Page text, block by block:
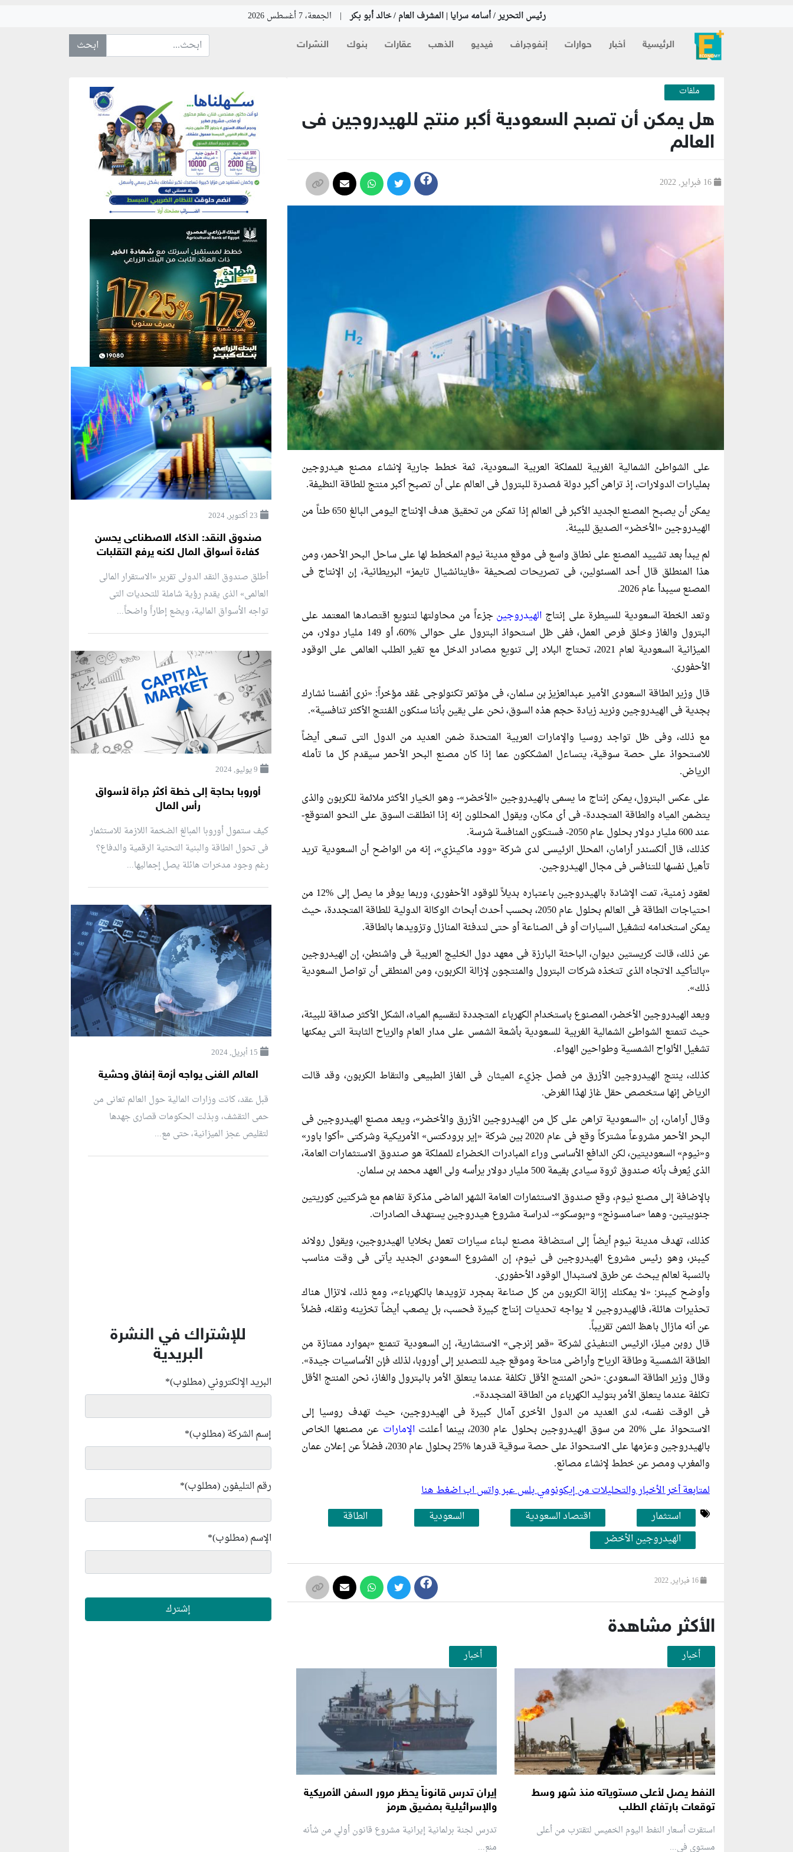
رئيس التحرير / أسامه سرايا | المشرف العام / خالد أبو بكر | الجمعة، 7 أغسطس 2026
الرئيسية أخبار حوارات إنفوجراف فيديو الذهب عقارات بنوك النشرات ابحث عن... :
ملفات
هل يمكن أن تصبح السعودية أكبر منتج للهيدروجين فى
العالم
على الشواطئ الشمالية الغربية للمملكة العربية السعودية، ثمة خطط جارية لإنشاء مصنع هيدروجين
بمليارات الدولارات، إذ تراهن أكبر دولة مُصدرة للبترول فى العالم على أن تصبح أكبر منتج للطاقة النظيفة.
يمكن أن يصبح المصنع الجديد الأكبر فى العالم إذا تمكن من تحقيق هدف الإنتاج اليومى البالغ 650 طناً من
الهيدروجين «الأخضر» الصديق للبيئة.
لم يبدأ بعد تشييد المصنع على نطاق واسع فى موقع مدينة نيوم المخطط لها على ساحل البحر الأحمر، ومن
هذا المنطلق قال أحد المسئولين، فى تصريحات لصحيفة «فاينانشيال تايمز» البريطانية، إن الإنتاج فى
المصنع سيبدأ عام 2026.
وتعد الخطة السعودية للسيطرة على إنتاج الهيدروجين جزءاً من محاولتها لتنويع اقتصادها المعتمد على
البترول والغاز وخلق فرص العمل، ففى ظل استحواذ البترول على حوالى %60، أو 149 مليار دولار، من
الميزانية السعودية لعام 2021، تحتاج البلاد إلى تنويع مصادر الدخل مع تغير الطلب العالمى على الوقود
الأحفورى.
قال وزير الطاقة السعودى الأمير عبدالعزيز بن سلمان، فى مؤتمر تكنولوجى عُقد مؤخراً: «نرى أنفسنا نشارك
بجدية فى الهيدروجين ونريد زيادة حجم هذه السوق، نحن على يقين بأننا سنكون المُنتج الأكثر تنافسية».
مع ذلك، وفى ظل تواجد روسيا والإمارات العربية المتحدة ضمن العديد من الدول التى تسعى أيضاً
للاستحواذ على حصة سوقية، يتساءل المشككون عما إذا كان مصنع البحر الأحمر سيقدم كل ما تأمله
الرياض.
على عكس البترول، يمكن إنتاج ما يسمى بالهيدروجين «الأخضر»- وهو الخيار الأكثر ملائمة للكربون والذى
يتضمن المياه والطاقة المتجددة- فى أى مكان، ويقول المحللون إنه إذا انطلقت السوق على النحو المتوقع-
عند 600 مليار دولار بحلول عام 2050- فستكون المنافسة شرسة.
كذلك، قال ألكسندر أرامان، المحلل الرئيسى لدى شركة «وود ماكينزي»، إنه من الواضح أن السعودية تريد
تأهيل نفسها للتنافس فى مجال الهيدروجين.
لعقود زمنية، تمت الإشادة بالهيدروجين باعتباره بديلاً للوقود الأحفورى، وربما يوفر ما يصل إلى %12 من
احتياجات الطاقة فى العالم بحلول عام 2050، بحسب أحدث أبحاث الوكالة الدولية للطاقة المتجددة، حيث
يمكن استخدامه لتشغيل السيارات أو فى الصناعة أو حتى لتدفئة المنازل وتزويدها بالطاقة.
عن ذلك، قالت كريستين ديوان، الباحثة البارزة فى معهد دول الخليج العربية فى واشنطن، إن الهيدروجين
«بالتأكيد الاتجاه الذى تتخذه شركات البترول والمنتجون لإزالة الكربون، ومن المنطقى أن تواصل السعودية
ذلك».
ويعد الهيدروجين الأخضر، المصنوع باستخدام الكهرباء المتجددة لتقسيم المياه، الشكل الأكثر صداقة للبيئة،
حيث تتمتع الشواطئ الشمالية الغربية للسعودية بأشعة الشمس على مدار العام والرياح الثابتة التى يمكنها
تشغيل الألواح الشمسية وطواحين الهواء.
كذلك، ينتج الهيدروجين الأزرق من فصل جزيء الميثان فى الغاز الطبيعى والتقاط الكربون، وقد قالت
الرياض إنها ستخصص حقل غاز لهذا الغرض.
وقال أرامان، إن «السعودية تراهن على كل من الهيدروجين الأزرق والأخضر»، ويعد مصنع الهيدروجين فى
البحر الأحمر مشروعاً مشتركاً وقع فى عام 2020 بين شركة «إير برودكتس» الأمريكية وشركتى «أكوا باور»
و«نيوم» السعوديتين، لكن الدافع الأساسى وراء المبادرات الخضراء للمملكة هو صندوق الاستثمارات العامة،
الذى يُعرف بأنه صندوق ثروة سيادى بقيمة 500 مليار دولار يرأسه ولى العهد محمد بن سلمان.
بالإضافة إلى مصنع نيوم، وقع صندوق الاستثمارات العامة الشهر الماضى مذكرة تفاهم مع شركتين كوريتين
جنوبيتين- وهما «سامسونج» و«بوسكو»- لدراسة مشروع هيدروجين يستهدف الصادرات.
كذلك، تهدف مدينة نيوم أيضاً إلى استضافة مصنع لبناء سيارات تعمل بخلايا الهيدروجين، ويقول رولاند
كيبنر، وهو رئيس مشروع الهيدروجين فى نيوم، إن المشروع السعودى الجديد يأتى فى وقت مناسب
بالنسبة لعالم يبحث عن طرق لاستبدال الوقود الأحفورى.
وأوضح كيبنر: «لا يمكنك إزالة الكربون من كل صناعة بمجرد تزويدها بالكهرباء»، ومع ذلك، لاتزال هناك
تحذيرات هائلة، فالهيدروجين لا يواجه تحديات إنتاج كبيرة فحسب، بل يصعب أيضاً تخزينه ونقله، فضلاً
عن أنه مازال باهظ الثمن تقريباً.
قال روبن ميلز، الرئيس التنفيذى لشركة «قمر إنرجى» الاستشارية، إن السعودية تتمتع «بموارد ممتازة من
الطاقة الشمسية وطاقة الرياح وأراضى متاحة وموقع جيد للتصدير إلى أوروبا، لذلك فإن الأساسيات جيدة».
وقال وزير الطاقة السعودى: «نحن المنتج الأقل تكلفة عندما يتعلق الأمر بالبترول والغاز، نحن المنتج الأقل
تكلفة عندما يتعلق الأمر بتوليد الكهرباء من الطاقة المتجددة».
فى الوقت نفسه، لدى العديد من الدول الأخرى آمال كبيرة فى الهيدروجين، حيث تهدف روسيا إلى
الاستحواذ على %20 من سوق الهيدروجين بحلول عام 2030، بينما أعلنت
الإمارات عن مصنعها الخاص
بالهيدروجين وعزمها على الاستحواذ على حصة سوقية قدرها %25 بحلول عام 2030، فضلاً عن إعلان عمان
والمغرب ومصر عن خطط لإنشاء مصانع.
لمتابعة أخر الأخبار والتحليلات من إيكونومي بلس عبر واتس اب اضغط هنا
استثمار
اقتصاد السعودية السعودية
الطاقة
الهيدروجين الأخضر
الأكثر مشاهدة
أخبار
النفط يصل لأعلى مستوياته منذ شهر وسط
توقعات بارتفاع الطلب
استقرت أسعار النفط اليوم الخميس لتقترب من أعلى
مستوى في...
أخبار
إيران تدرس قانوناً يحظر مرور السفن الأمريكية
والإسرائيلية بمضيق هرمز
تدرس لجنة برلمانية إيرانية مشروع قانون ⁠أولي من شأنه
منع...
منطقة إعلانية
منطقة إعلانية
23 أكتوبر, 2024
صندوق النقد: الذكاء الاصطناعى يحسن
كفاءة أسواق المال لكنه يرفع التقلبات
أطلق صندوق النقد الدولى تقرير «الاستقرار المالى
العالمى» الذى يقدم رؤية شاملة للتحديات التى
تواجه الأسواق المالية، ويضع إطاراً واضحاً...
9 يوليو, 2024
أوروبا بحاجة إلى خطة أكثر جرأة لأسواق
رأس المال
كيف ستمول أوروبا المبالغ الضخمة اللازمة للاستثمار
فى تحول الطاقة والبنية التحتية الرقمية والدفاع؟
رغم وجود مدخرات هائلة يصل إجماليها...
15 أبريل, 2024
العالم الغنى يواجه أزمة إنفاق وحشية
قبل عقد، كانت وزارات المالية حول العالم تعانى من
حمى التقشف، وبذلت الحكومات قصارى جهدها
لتقليص عجز الميزانية، حتى مع...
للإشتراك في النشرة
البريدية
البريد الإلكتروني (مطلوب)*
إسم الشركة (مطلوب)*
رقم التليفون (مطلوب)*
الإسم (مطلوب)*